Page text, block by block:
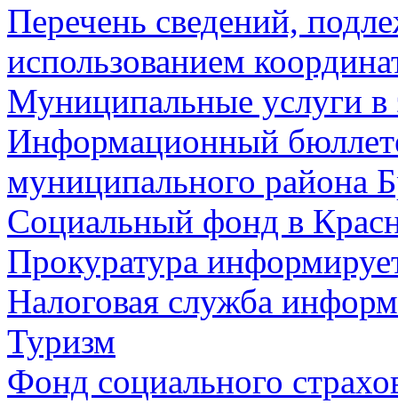
Перечень сведений,
использованием
Муниципальные услуги в
Информационный
муниципального района
Социальный фонд в
Прокуратура
Налоговая служба
Туризм
Фонд социального